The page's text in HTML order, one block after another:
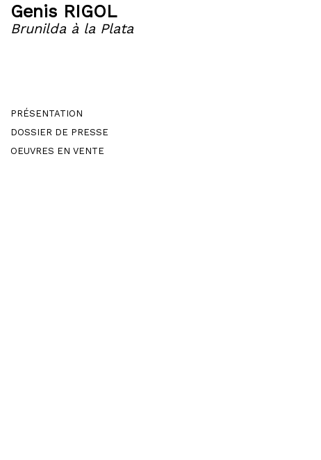
Genis RIGOL
Brunilda à la Plata
PRÉSENTATION
DOSSIER DE PRESSE
OEUVRES EN VENTE